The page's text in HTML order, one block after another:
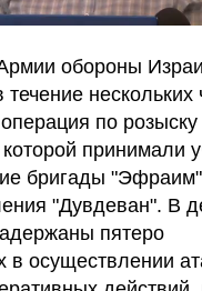
обороны
течение нескольких
по розыску
принимали
бригады
"Дувдеван". В
пятеро
в осуществлении